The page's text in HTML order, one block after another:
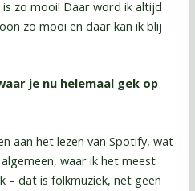
zo mooi! Daar word ik altijd
zo mooi en daar kan ik blij
je nu helemaal gek op
aan het lezen van Spotify, wat
waar ik het meest
– dat is folkmuziek, net geen